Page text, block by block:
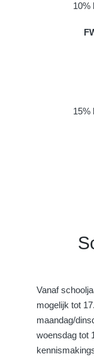
10%
15%
Vanaf
mogelijk tot
maandag/
woensdag tot